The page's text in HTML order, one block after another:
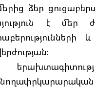
ձեր
է մեր